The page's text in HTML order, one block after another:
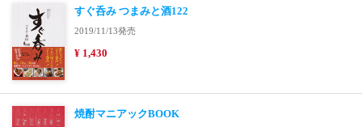
すぐ呑み つまみと酒122
2019/11/13発売
¥ 1,430
焼酎マニアックBOOK